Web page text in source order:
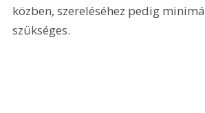
közben, szereléséhez pedig
szükséges.